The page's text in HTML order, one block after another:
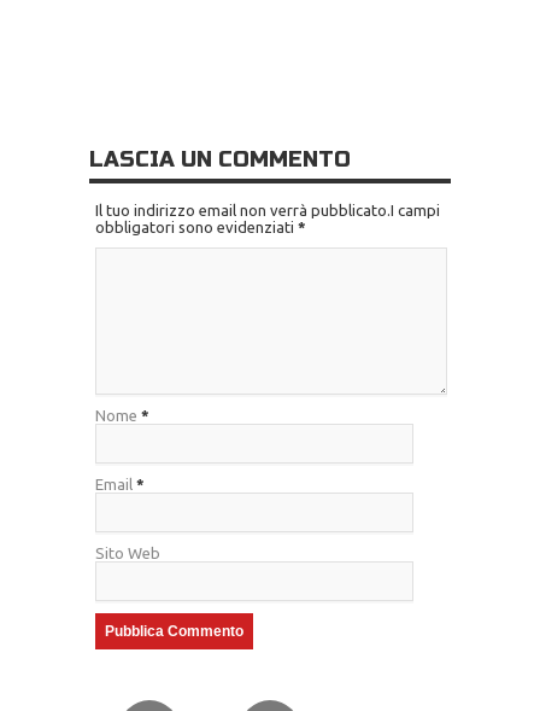
LASCIA UN COMMENTO
Il tuo indirizzo email non verrà pubblicato.I campi
obbligatori sono evidenziati *
Nome *
Email *
Sito Web